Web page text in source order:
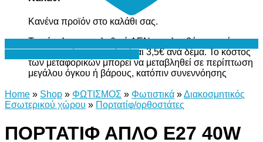
Κανένα προϊόν στο καλάθι σας.
Το σύνολο του καλαθιού ΔΕΝ περιλαμβάνει το κόστος
μεταφορικών, το οποίο είναι 3,5€ ανά δέμα. Το κόστος
των μεταφορικών μπορεί να μεταβληθεί σε περίπτωση
μεγάλου όγκου ή βάρους, κατόπιν συνεννόησης
Home » Shop » ΦΩΤΙΣΜΟΣ » Φωτιστικά »Διακοσμητικός
Εσωτερικού χώρου » Πορτατίφ/ορθοστάτες
ΠΟΡΤΑΤΙΦ ΑΠΛΟ Ε27 40W